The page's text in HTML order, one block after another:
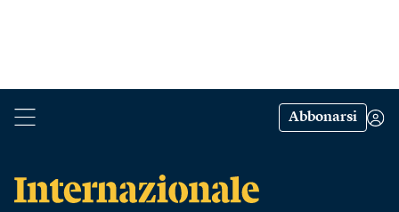
Abbonarsi